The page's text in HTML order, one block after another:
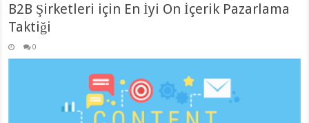
B2B Şirketleri için En İyi On İçerik Pazarlama
Taktiği
0